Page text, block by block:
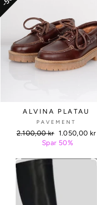
ALVINA PLATAU
PAVEMENT
Vanlig
2.100,00 kr Salgs
pris
1.050,00 kr
Spar 50%